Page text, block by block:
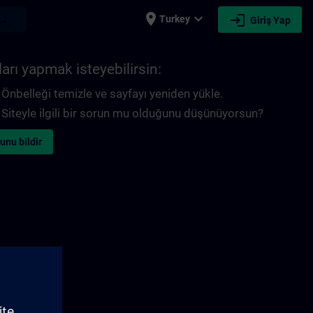
place Turkey expand_more login Giriş Yap
yapmak isteyebilirsin:
Önbelleği temizle ve sayfayı yeniden yükle.
Siteyle ilgili bir sorun mu olduğunu düşünüyorsun?
bildir